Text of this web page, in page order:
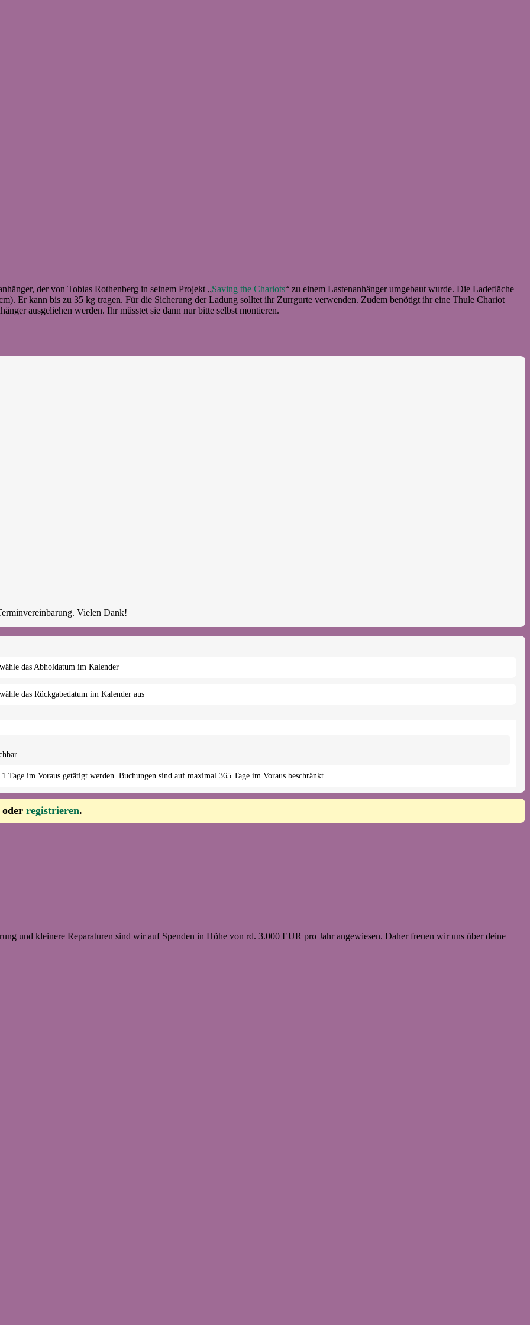
der von Tobias Rothenberg in seinem Projekt „Saving the Chariots“ zu einem Lastenanhänger umgebaut wurde. Die Ladefläche
Er kann bis zu 35 kg tragen. Für die Sicherung der Ladung solltet ihr Zurrgurte verwenden. Zudem benötigt ihr eine Thule Chariot
ausgeliehen werden. Ihr müsstet sie dann nur bitte selbst montieren.
das Abholdatum im Kalender
das Rückgabedatum im Kalender aus
Tage im Voraus getätigt werden. Buchungen sind auf maximal 365 Tage im Voraus beschränkt.
oder registrieren.
und kleinere Reparaturen sind wir auf Spenden in Höhe von rd. 3.000 EUR pro Jahr angewiesen. Daher freuen wir uns über deine